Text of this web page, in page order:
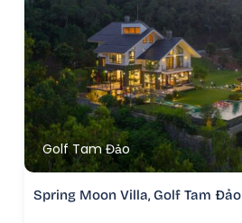
Golf Tam Đảo
Spring Moon Villa, Golf Tam Đảo